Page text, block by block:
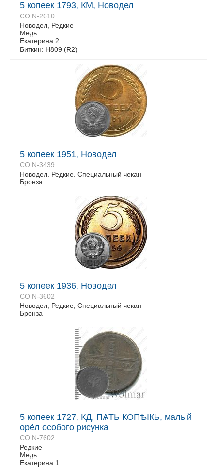
5 копеек 1793, КМ, Новодел
COIN-2610
Новодел, Редкие
Медь
Екатерина 2
Биткин: Н809 (R2)
5 копеек 1951, Новодел
COIN-3439
Новодел, Редкие, Специальный чекан
Бронза
5 копеек 1936, Новодел
COIN-3602
Новодел, Редкие, Специальный чекан
Бронза
5 копеек 1727, КД, ПѦТЬ КОПѢIКЬ, малый
орёл особого рисунка
COIN-7602
Редкие
Медь
Екатерина 1